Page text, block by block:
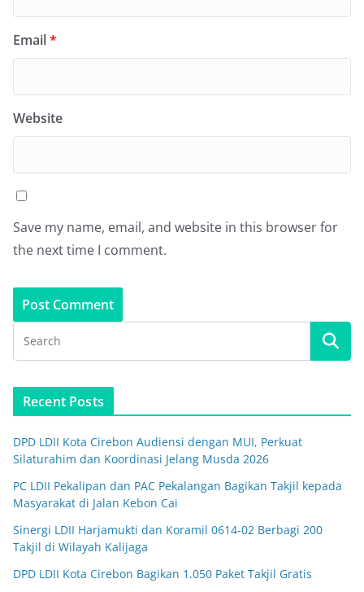
Email*
Website
Save my name, email, and website in this browser for
the next time I comment.
Recent Posts
DPD LDII Kota Cirebon Audiensi dengan MUI, Perkuat
Silaturahim dan Koordinasi Jelang Musda 2026
PC LDII Pekalipan dan PAC Pekalangan Bagikan Takjil kepada
Masyarakat di Jalan Kebon Cai
Sinergi LDII Harjamukti dan Koramil 0614-02 Berbagi 200
Takjil di Wilayah Kalijaga
DPD LDII Kota Cirebon Bagikan 1.050 Paket Takjil Gratis